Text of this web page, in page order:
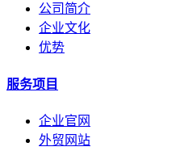
公司简介
企业文化
优势
服务项目
企业官网
外贸网站